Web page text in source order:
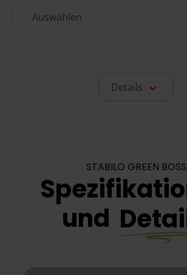
Auswählen
Details
STABILO GREEN BOSS
und